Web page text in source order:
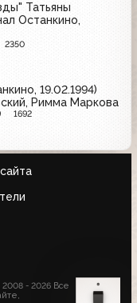
Татьяны
Останкино,
2350
19.02.1994)
Римма Маркова
1692
2008 - 2026 Все